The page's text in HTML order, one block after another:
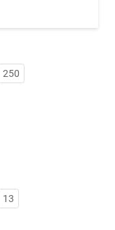
250
13